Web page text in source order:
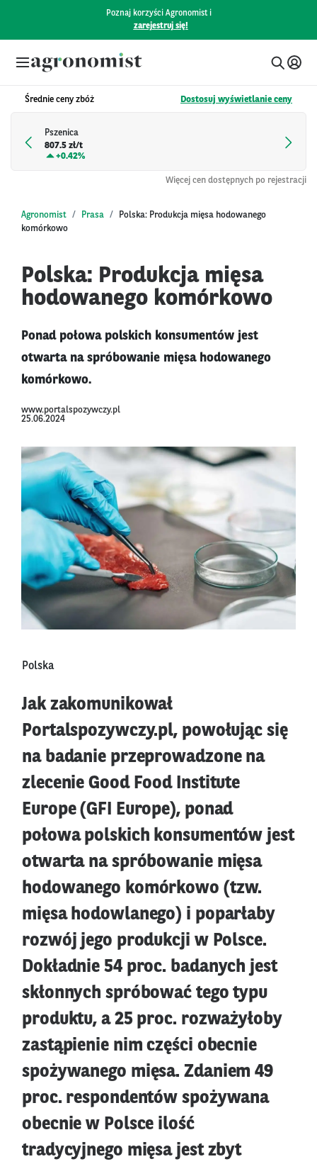
Poznaj korzyści Agronomist i
zarejestruj się!
Średnie ceny zbóż Dostosuj wyświetlanie ceny
Pszenica
807.5 zł/t
+0.42%
Więcej cen dostępnych po rejestracji
Agronomist Prasa
Polska: Produkcja mięsa hodowanego
komórkowo
Polska: Produkcja mięsa
hodowanego komórkowo
Ponad połowa polskich konsumentów jest
otwarta na spróbowanie mięsa hodowanego
komórkowo.
www.portalspozywczy.pl
25.06.2024
Polska
Jak zakomunikował
Portalspozywczy.pl, powołując się
na badanie przeprowadzone na
zlecenie Good Food Institute
Europe (GFI Europe), ponad
połowa polskich konsumentów jest
otwarta na spróbowanie mięsa
hodowanego komórkowo (tzw.
mięsa hodowlanego) i poparłaby
rozwój jego produkcji w Polsce.
Dokładnie 54 proc. badanych jest
skłonnych spróbować tego typu
produktu, a 25 proc. rozważyłoby
zastąpienie nim części obecnie
spożywanego mięsa. Zdaniem 49
proc. respondentów spożywana
obecnie w Polsce ilość
tradycyjnego mięsa jest zbyt